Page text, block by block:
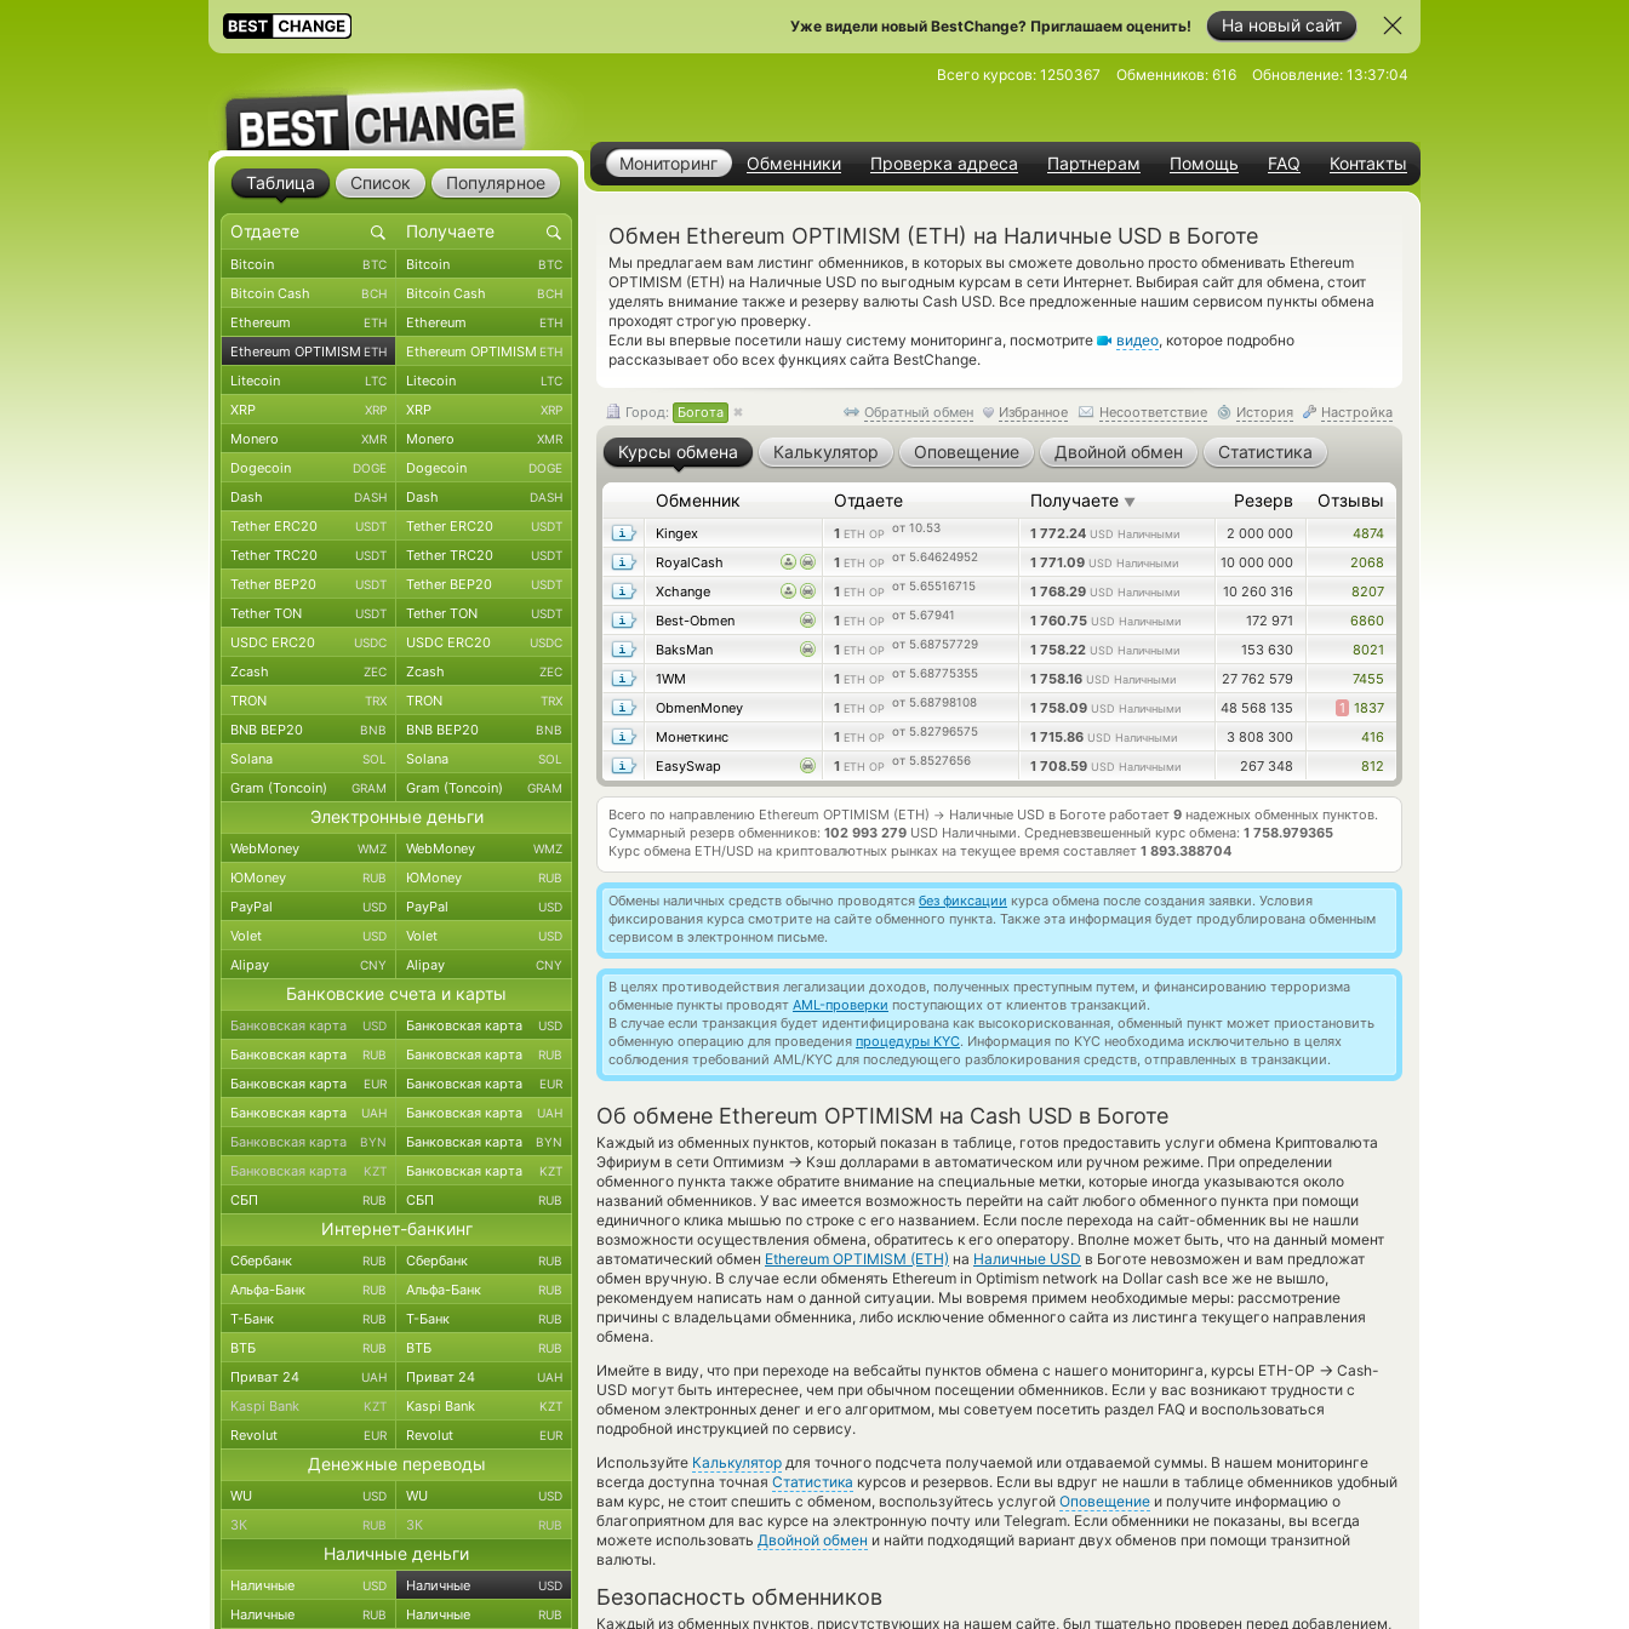
На новый сайт
Уже видели новый BestChange? Приглашаем оценить!
Мониторинг Обменники Проверка адреса Партнерам Помощь FAQ Контакты
Всего курсов: 1250367 Обменников: 616 Обновление: 13:37:04
Обмен Ethereum OPTIMISM (ETH) на Наличные USD в Боготе
Мы предлагаем вам листинг обменников, в которых вы сможете довольно просто обменивать Ethereum
OPTIMISM (ETH) на Наличные USD по выгодным курсам в сети Интернет. Выбирая сайт для обмена, стоит
уделять внимание также и резерву валюты Cash USD. Все предложенные нашим сервисом пункты обмена
проходят строгую проверку.
Если вы впервые посетили нашу систему мониторинга, посмотрите
видео, которое подробно
рассказывает обо всех функциях сайта BestChange.
Обратный обмен Избранное Несоответствие История Настройка
Город: Богота
Курсы обмена Калькулятор Оповещение Двойной обмен Статистика
Обменник Отдаете Получаете ▼ Резерв Отзывы
Kingex 1 ETH OP от 10.53 1 772.24 USD Наличными 2 000 000
4874
RoyalCash
1 ETH OP от 5.64624952 1 771.09 USD Наличными 10 000 000
2068
Xchange
1 ETH OP от 5.65516715 1 768.29 USD Наличными 10 260 316
8207
Best-Obmen
1 ETH OP от 5.67941 1 760.75 USD Наличными 172 971
6860
BaksMan
1 ETH OP от 5.68757729 1 758.22 USD Наличными 153 630
8021
1WM
1 ETH OP от 5.68775355 1 758.16 USD Наличными 27 762 579
7455
ObmenMoney
1 ETH OP от 5.68798108 1 758.09 USD Наличными 48 568 135 1 1837
Монеткинс
1 ETH OP от 5.82796575 1 715.86 USD Наличными 3 808 300
416
EasySwap
1 ETH OP от 5.8527656 1 708.59 USD Наличными 267 348 812
Всего по направлению Ethereum OPTIMISM (ETH) → Наличные USD в Боготе работает 9 надежных обменных пунктов.
Суммарный резерв обменников: 102 993 279 USD Наличными. Средневзвешенный курс обмена: 1 758.979365
Курс обмена ETH/USD на криптовалютных рынках на текущее время составляет 1 893.388704
Обмены наличных средств обычно проводятся без фиксации курса обмена после создания заявки. Условия
фиксирования курса смотрите на сайте обменного пункта. Также эта информация будет продублирована обменным
сервисом в электронном письме.
В целях противодействия легализации доходов, полученных преступным путем, и финансированию терроризма
обменные пункты проводят AML-проверки поступающих от клиентов транзакций.
В случае если транзакция будет идентифицирована как высокорискованная, обменный пункт может приостановить
обменную операцию для проведения процедуры KYC. Информация по KYC необходима исключительно в целях
соблюдения требований AML/KYC для последующего разблокирования средств, отправленных в транзакции.
Об обмене Ethereum OPTIMISM на Cash USD в Боготе
Каждый из обменных пунктов, который показан в таблице, готов предоставить услуги обмена Криптовалюта
Эфириум в сети Оптимизм → Кэш долларами в автоматическом или ручном режиме. При определении
обменного пункта также обратите внимание на специальные метки, которые иногда указываются около
названий обменников. У вас имеется возможность перейти на сайт любого обменного пункта при помощи
единичного клика мышью по строке с его названием. Если после перехода на сайт-обменник вы не нашли
возможности осуществления обмена, обратитесь к его оператору. Вполне может быть, что на данный момент
автоматический обмен Ethereum OPTIMISM (ETH) на Наличные USD в Боготе невозможен и вам предложат
обмен вручную. В случае если обменять Ethereum in Optimism network на Dollar cash все же не вышло,
рекомендуем написать нам о данной ситуации. Мы вовремя примем необходимые меры: рассмотрение
причины с владельцами обменника, либо исключение обменного сайта из листинга текущего направления
обмена.
Имейте в виду, что при переходе на вебсайты пунктов обмена с нашего мониторинга, курсы ETH-OP → Cash-
USD могут быть интереснее, чем при обычном посещении обменников. Если у вас возникают трудности с
обменом электронных денег и его алгоритмом, мы советуем посетить раздел FAQ и воспользоваться
подробной инструкцией по сервису.
Используйте Калькулятор для точного подсчета получаемой или отдаваемой суммы. В нашем мониторинге
всегда доступна точная Статистика курсов и резервов. Если вы вдруг не нашли в таблице обменников удобный
вам курс, не стоит спешить с обменом, воспользуйтесь услугой Оповещение и получите информацию о
благоприятном для вас курсе на электронную почту или Telegram. Если обменники не показаны, вы всегда
можете использовать Двойной обмен и найти подходящий вариант двух обменов при помощи транзитной
валюты.
Безопасность обменников
Каждый из обменных пунктов, присутствующих на нашем сайте, был тщательно проверен перед добавлением,
Таблица Список Популярное
Bitcoin BTC Bitcoin BTC
Bitcoin Cash BCH Bitcoin Cash BCH
Ethereum ETH Ethereum ETH
Ethereum OPTIMISM ETH Ethereum OPTIMISM ETH
Litecoin LTC Litecoin LTC
XRP XRP XRP XRP
Monero XMR Monero XMR
Dogecoin DOGE Dogecoin DOGE
Dash DASH Dash DASH
Tether ERC20 USDT Tether ERC20 USDT
Tether TRC20 USDT Tether TRC20 USDT
Tether BEP20 USDT Tether BEP20 USDT
Tether TON USDT Tether TON USDT
USDC ERC20 USDC USDC ERC20 USDC
Zcash ZEC Zcash ZEC
TRON TRX TRON TRX
BNB BEP20 BNB BNB BEP20 BNB
Solana SOL Solana SOL
Gram (Toncoin) GRAM Gram (Toncoin) GRAM
Электронные деньги
WebMoney WMZ WebMoney WMZ
ЮMoney RUB ЮMoney RUB
PayPal USD PayPal USD
Volet USD Volet USD
Alipay CNY Alipay CNY
Банковские счета и карты
Банковская карта USD Банковская карта USD
Банковская карта RUB Банковская карта RUB
Банковская карта EUR Банковская карта EUR
Банковская карта UAH Банковская карта UAH
Банковская карта BYN Банковская карта BYN
Банковская карта KZT Банковская карта KZT
СБП RUB СБП RUB
Интернет-банкинг
Сбербанк RUB Сбербанк RUB
Альфа-Банк RUB Альфа-Банк RUB
Т-Банк RUB Т-Банк RUB
ВТБ RUB ВТБ RUB
Приват 24 UAH Приват 24 UAH
Kaspi Bank KZT Kaspi Bank KZT
Revolut EUR Revolut EUR
Денежные переводы
WU USD WU USD
ЗК RUB ЗК RUB
Наличные деньги
Наличные USD Наличные USD
Наличные RUB Наличные RUB